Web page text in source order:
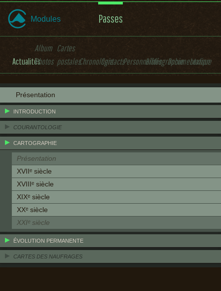
Modules Passes
Actualités
Album
Photos
Cartes
postalesChronologieContactsPersonnalitésBibliographieDocumentation
Lexique
Présentation
INTRODUCTION
COURANTOLOGIE
CARTOGRAPHIE
Présentation
XVIIᵉ siècle
XVIIIᵉ siècle
XIXᵉ siècle
XXᵉ siècle
XXIᵉ siècle
ÉVOLUTION PERMANENTE
CARTES DES NAUFRAGES